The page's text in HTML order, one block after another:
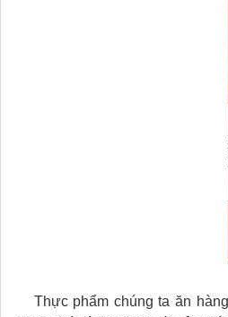
Thực phẩm chúng ta ăn